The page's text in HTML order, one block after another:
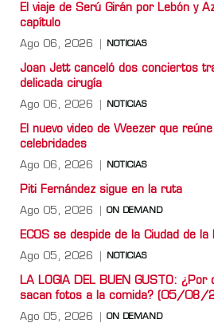
El viaje de Serú Girán por Lebón y
capítulo
Ago 06, 2026 NOTICIAS
Joan Jett canceló dos conciertos
delicada cirugía
Ago 06, 2026 NOTICIAS
El nuevo video de Weezer que
celebridades
Ago 06, 2026 NOTICIAS
Piti Fernández sigue en la ruta
Ago 05, 2026 ON DEMAND
ECOS se despide de la Ciudad de la
Ago 05, 2026 NOTICIAS
LA LOGIA DEL BUEN GUSTO:
sacan fotos a la comida? (05/08/
Ago 05, 2026 ON DEMAND